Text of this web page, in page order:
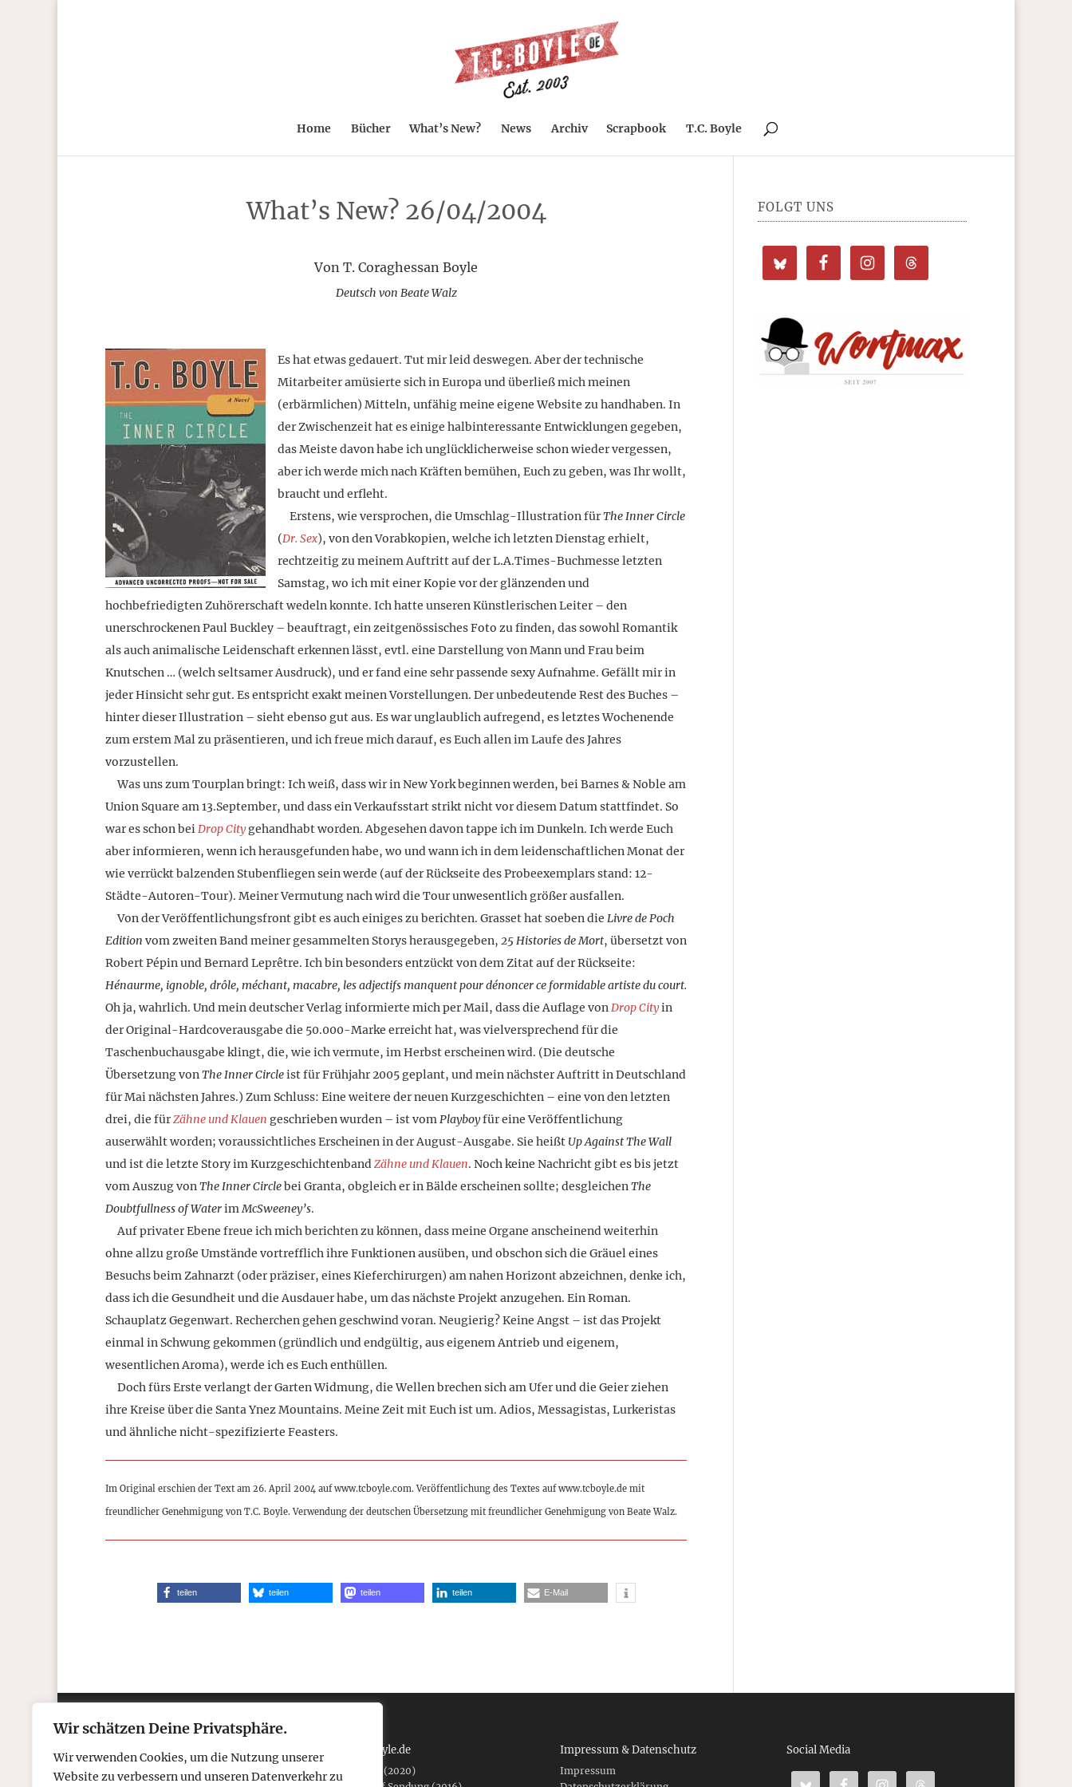
Wir schätzen Deine Privatsphäre.
Wir verwenden Cookies, um die Nutzung unserer
Website zu verbessern und unseren Datenverkehr zu
Home Bücher What’s New? News Archiv Scrapbook T.C. Boyle
What’s New? 26/04/2004
Von T. Coraghessan Boyle
Deutsch von Beate Walz
Es hat etwas gedauert. Tut mir leid deswegen. Aber der technische
Mitarbeiter amüsierte sich in Europa und überließ mich meinen
(erbärmlichen) Mitteln, unfähig meine eigene Website zu handhaben. In
der Zwischenzeit hat es einige halbinteressante Entwicklungen gegeben,
das Meiste davon habe ich unglücklicherweise schon wieder vergessen,
aber ich werde mich nach Kräften bemühen, Euch zu geben, was Ihr wollt,
braucht und erfleht.
Erstens, wie versprochen, die Umschlag-Illustration fürThe Inner Circle
(Dr. Sex), von den Vorabkopien, welche ich letzten Dienstag erhielt,
rechtzeitig zu meinem Auftritt auf der L.A.Times-Buchmesse letzten
Samstag, wo ich mit einer Kopie vor der glänzenden und
hochbefriedigten Zuhörerschaft wedeln konnte. Ich hatte unseren Künstlerischen Leiter – den
unerschrockenen Paul Buckley – beauftragt, ein zeitgenössisches Foto zu finden, das sowohl Romantik
als auch animalische Leidenschaft erkennen lässt, evtl. eine Darstellung von Mann und Frau beim
Knutschen … (welch seltsamer Ausdruck), und er fand eine sehr passende sexy Aufnahme. Gefällt mir in
jeder Hinsicht sehr gut. Es entspricht exakt meinen Vorstellungen. Der unbedeutende Rest des Buches –
hinter dieser Illustration – sieht ebenso gut aus. Es war unglaublich aufregend, es letztes Wochenende
zum erstem Mal zu präsentieren, und ich freue mich darauf, es Euch allen im Laufe des Jahres
vorzustellen.
Was uns zum Tourplan bringt: Ich weiß, dass wir in New York beginnen werden, bei Barnes & Noble am
Union Square am 13.September, und dass ein Verkaufsstart strikt nicht vor diesem Datum stattfindet. So
war es schon beiDrop Citygehandhabt worden. Abgesehen davon tappe ich im Dunkeln. Ich werde Euch
aber informieren, wenn ich herausgefunden habe, wo und wann ich in dem leidenschaftlichen Monat der
wie verrückt balzenden Stubenfliegen sein werde (auf der Rückseite des Probeexemplars stand: 12-
Städte-Autoren-Tour). Meiner Vermutung nach wird die Tour unwesentlich größer ausfallen.
Von der Veröffentlichungsfront gibt es auch einiges zu berichten. Grasset hat soeben die Livre de Poch
Edition vom zweiten Band meiner gesammelten Storys herausgegeben, 25 Histories de Mort, übersetzt von
Robert Pépin und Bernard Leprêtre. Ich bin besonders entzückt von dem Zitat auf der Rückseite:
Hénaurme, ignoble, drôle, méchant, macabre, les adjectifs manquent pour dénoncer ce formidable artiste du court.
Oh ja, wahrlich. Und mein deutscher Verlag informierte mich per Mail, dass die Auflage vonDrop Cityin
der Original-Hardcoverausgabe die 50.000-Marke erreicht hat, was vielversprechend für die
Taschenbuchausgabe klingt, die, wie ich vermute, im Herbst erscheinen wird. (Die deutsche
Übersetzung vonThe Inner Circleist für Frühjahr 2005 geplant, und mein nächster Auftritt in Deutschland
für Mai nächsten Jahres.) Zum Schluss: Eine weitere der neuen Kurzgeschichten – eine von den letzten
drei, die fürZähne und Klauen geschrieben wurden – ist vomPlayboyfür eine Veröffentlichung
auserwählt worden; voraussichtliches Erscheinen in der August-Ausgabe. Sie heißt Up Against The Wall
und ist die letzte Story im KurzgeschichtenbandZähne und Klauen. Noch keine Nachricht gibt es bis jetzt
vom Auszug vonThe Inner Circlebei Granta, obgleich er in Bälde erscheinen sollte; desgleichenThe
Doubtfullness of WaterimMcSweeney’s.
Auf privater Ebene freue ich mich berichten zu können, dass meine Organe anscheinend weiterhin
ohne allzu große Umstände vortrefflich ihre Funktionen ausüben, und obschon sich die Gräuel eines
Besuchs beim Zahnarzt (oder präziser, eines Kieferchirurgen) am nahen Horizont abzeichnen, denke ich,
dass ich die Gesundheit und die Ausdauer habe, um das nächste Projekt anzugehen. Ein Roman.
Schauplatz Gegenwart. Recherchen gehen geschwind voran. Neugierig? Keine Angst – ist das Projekt
einmal in Schwung gekommen (gründlich und endgültig, aus eigenem Antrieb und eigenem,
wesentlichen Aroma), werde ich es Euch enthüllen.
Doch fürs Erste verlangt der Garten Widmung, die Wellen brechen sich am Ufer und die Geier ziehen
ihre Kreise über die Santa Ynez Mountains. Meine Zeit mit Euch ist um. Adios, Messagistas, Lurkeristas
und ähnliche nicht-spezifizierte Feasters.
Im Original erschien der Text am 26. April 2004 auf www.tcboyle.com. Veröffentlichung des Textes auf www.tcboyle.de mit
freundlicher Genehmigung von T.C. Boyle. Verwendung der deutschen Übersetzung mit freundlicher Genehmigung von Beate Walz.
teilen teilen teilen teilen E-Mail
FOLGT UNS
Kontakt
Telefon: 05306 912 418
Über tcboyle.de
Refreshed (2020)
Impressum & Datenschutz
Impressum
Social Media